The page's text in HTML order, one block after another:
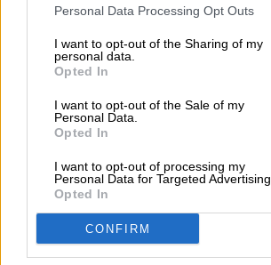
Personal Data Processing Opt Outs
I want to opt-out of the Sharing of my
personal data.
Opted In
I want to opt-out of the Sale of my
Personal Data.
Opted In
I want to opt-out of processing my
Personal Data for Targeted Advertising.
Opted In
CONFIRM